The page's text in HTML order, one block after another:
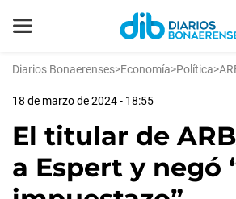
Diarios Bonaerenses>Economía>Política>
18 de marzo de 2024 - 18:55
El titular de
a Espert y negó